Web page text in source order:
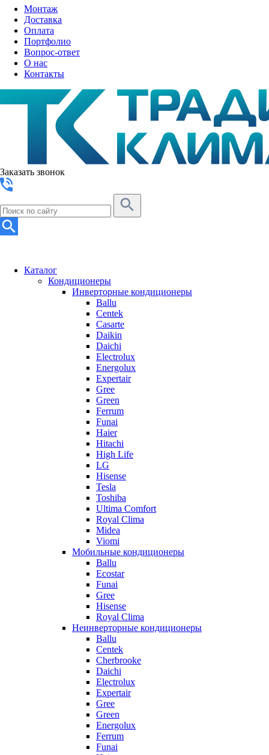
Монтаж
Доставка
Оплата
Портфолио
Вопрос-ответ
О нас
Контакты
Заказать звонок
Каталог
Кондиционеры
Инверторные кондиционеры
Ballu
Centek
Casarte
Daikin
Daichi
Electrolux
Energolux
Expertair
Gree
Green
Ferrum
Funai
Haier
Hitachi
High Life
LG
Hisense
Tesla
Toshiba
Ultima Comfort
Royal Clima
Midea
Viomi
Мобильные кондиционеры
Ballu
Ecostar
Funai
Gree
Hisense
Royal Clima
Неинверторные кондиционеры
Ballu
Centek
Cherbrooke
Daichi
Electrolux
Expertair
Gree
Green
Energolux
Ferrum
Funai